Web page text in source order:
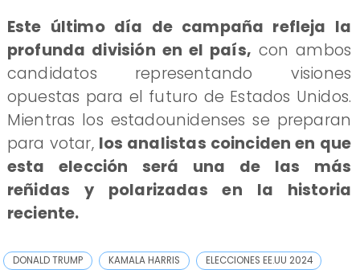
Este último día de campaña refleja la
profunda división en el país, con ambos
candidatos representando visiones
opuestas para el futuro de Estados Unidos.
Mientras los estadounidenses se preparan
para votar, los analistas coinciden en que
esta elección será una de las más
reñidas y polarizadas en la historia
reciente.
DONALD TRUMP KAMALA HARRIS ELECCIONES EE.UU 2024